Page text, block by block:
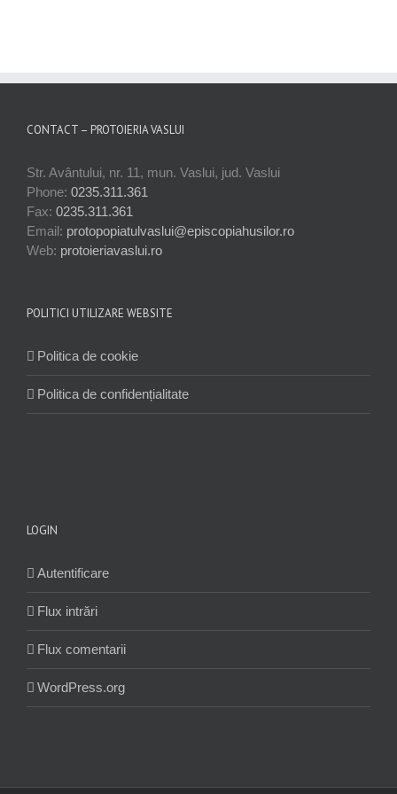
CONTACT – PROTOIERIA VASLUI
Str. Avântului, nr. 11, mun. Vaslui, jud. Vaslui
Phone: 0235.311.361
Fax: 0235.311.361
Email: protopopiatulvaslui@episcopiahusilor.ro
Web: protoieriavaslui.ro
POLITICI UTILIZARE WEBSITE
Politica de cookie
Politica de confidențialitate
LOGIN
Autentificare
Flux intrări
Flux comentarii
WordPress.org